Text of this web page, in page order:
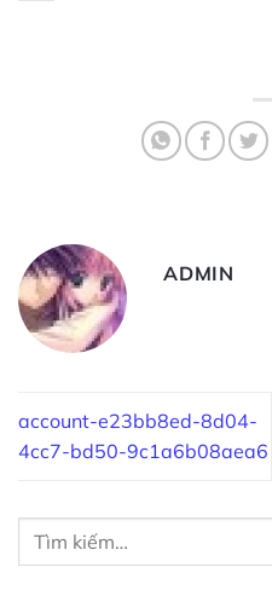
ADMIN
account-e23bb8ed-8d04-
4cc7-bd50-9c1a6b08aea6